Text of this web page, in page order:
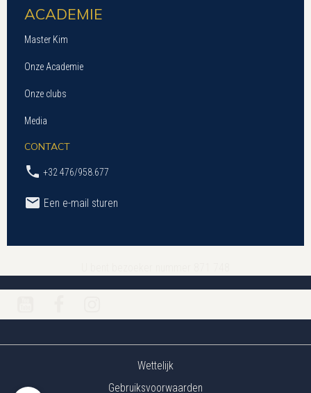
ACADEMIE
Master Kim
Onze Academie
Onze clubs
Media
CONTACT
+32 476/958.677
Een e-mail sturen
Wettelijk
Gebruiksvoorwaarden